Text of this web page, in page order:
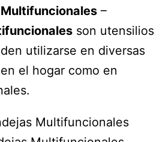
–
son utensilios
utilizarse en diversas
el hogar como en